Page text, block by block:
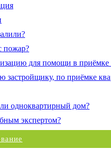
пожар?
для помощи в приёмке
застройщику, по приёмке
одноквартирный дом?
экспертом?